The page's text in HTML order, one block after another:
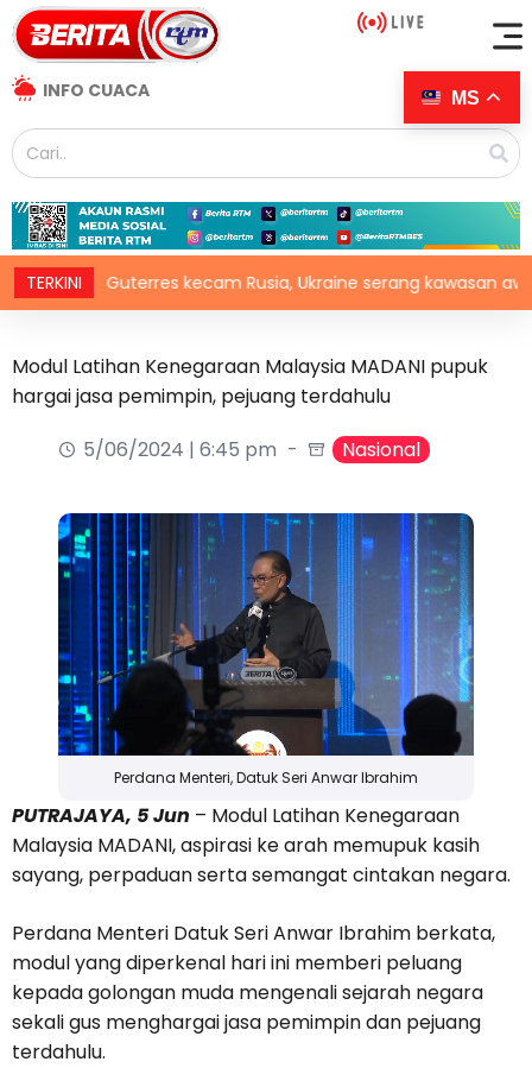
INFO CUACA
TERKINI
Guterres kecam Rusia, Ukraine serang kawasan awam
Modul Latihan Kenegaraan Malaysia MADANI pupuk
hargai jasa pemimpin, pejuang terdahulu
5/06/2024 | 6:45 pm
Nasional
Perdana Menteri, Datuk Seri Anwar Ibrahim
PUTRAJAYA, 5 Jun – Modul Latihan Kenegaraan
Malaysia MADANI, aspirasi ke arah memupuk kasih
sayang, perpaduan serta semangat cintakan negara.
Perdana Menteri Datuk Seri Anwar Ibrahim berkata,
modul yang diperkenal hari ini memberi peluang
kepada golongan muda mengenali sejarah negara
sekali gus menghargai jasa pemimpin dan pejuang
terdahulu.
MS